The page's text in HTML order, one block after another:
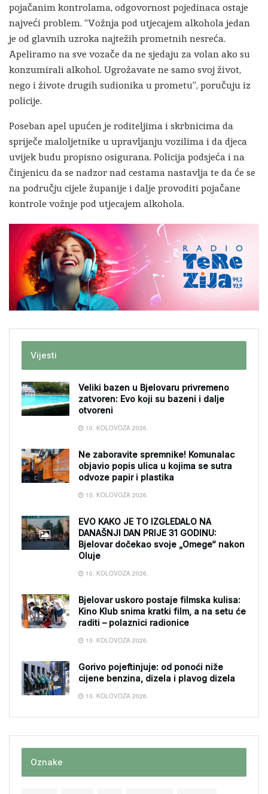
pojačanim kontrolama, odgovornost pojedinaca ostaje
najveći problem. “Vožnja pod utjecajem alkohola jedan
je od glavnih uzroka najtežih prometnih nesreća.
Apeliramo na sve vozače da ne sjedaju za volan ako su
konzumirali alkohol. Ugrožavate ne samo svoj život,
nego i živote drugih sudionika u prometu”, poručuju iz
policije.
Poseban apel upućen je roditeljima i skrbnicima da
spriječe maloljetnike u upravljanju vozilima i da djeca
uvijek budu propisno osigurana. Policija podsjeća i na
činjenicu da se nadzor nad cestama nastavlja te da će se
na području cijele županije i dalje provoditi pojačane
kontrole vožnje pod utjecajem alkohola.
Vijesti
Veliki bazen u Bjelovaru privremeno
zatvoren: Evo koji su bazeni i dalje
otvoreni
10. KOLOVOZA 2026.
Ne zaboravite spremnike! Komunalac
objavio popis ulica u kojima se sutra
odvoze papir i plastika
10. KOLOVOZA 2026.
EVO KAKO JE TO IZGLEDALO NA
DANAŠNJI DAN PRIJE 31 GODINU:
Bjelovar dočekao svoje „Omege“ nakon
Oluje
10. KOLOVOZA 2026.
Bjelovar uskoro postaje filmska kulisa:
Kino Klub snima kratki film, a na setu će
raditi – polaznici radionice
10. KOLOVOZA 2026.
Gorivo pojeftinjuje: od ponoći niže
cijene benzina, dizela i plavog dizela
10. KOLOVOZA 2026.
Oznake